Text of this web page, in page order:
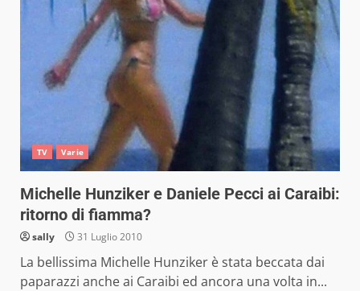
TV Varie
Michelle Hunziker e Daniele Pecci ai Caraibi:
ritorno di fiamma?
sally 31 Luglio 2010
La bellissima Michelle Hunziker è stata beccata dai
paparazzi anche ai Caraibi ed ancora una volta in...